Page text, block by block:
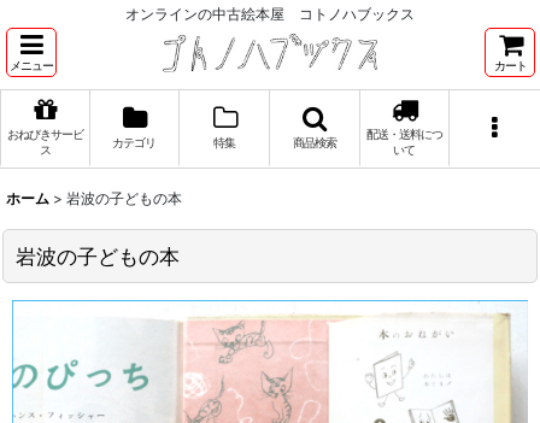
オンラインの中古絵本屋 コトノハブックス
メニュー カート
おねびきサービ
ス
カテゴリ 特集 商品検索
配送・送料につ
いて
ホーム > 岩波の子どもの本
岩波の子どもの本